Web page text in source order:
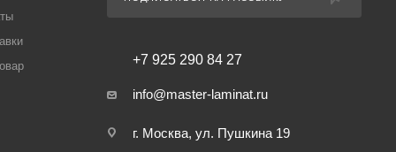
+7 925 290 84 27
info@master-laminat.ru
г. Москва, ул. Пушкина 19